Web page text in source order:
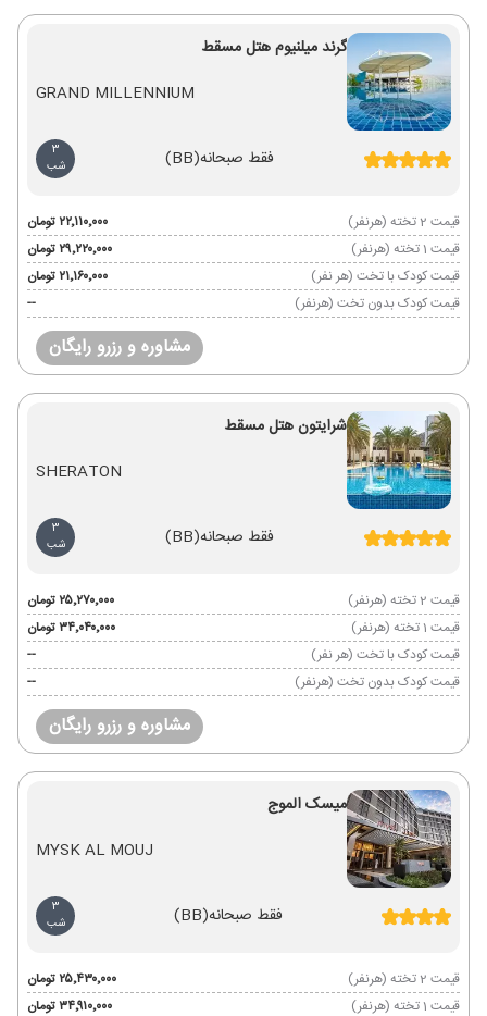
گرند میلنیوم هتل مسقط
GRAND MILLENNIUM
فقط صبحانه(BB)
3
شب
قیمت 2 تخته (هرنفر)
۲۲٬۱۱۰٬۰۰۰ تومان
قیمت 1 تخته (هرنفر)
۲۹٬۲۲۰٬۰۰۰ تومان
قیمت کودک با تخت (هر نفر)
۲۱٬۱۶۰٬۰۰۰ تومان
قیمت کودک بدون تخت (هرنفر)
--
مشاوره و رزرو رایگان
شرایتون هتل مسقط
SHERATON
فقط صبحانه(BB)
3
شب
قیمت 2 تخته (هرنفر)
۲۵٬۲۷۰٬۰۰۰ تومان
قیمت 1 تخته (هرنفر)
۳۴٬۰۴۰٬۰۰۰ تومان
قیمت کودک با تخت (هر نفر)
--
قیمت کودک بدون تخت (هرنفر)
--
مشاوره و رزرو رایگان
میسک الموج
MYSK AL MOUJ
فقط صبحانه(BB)
3
شب
قیمت 2 تخته (هرنفر)
۲۵٬۴۳۰٬۰۰۰ تومان
قیمت 1 تخته (هرنفر)
۳۴٬۹۱۰٬۰۰۰ تومان